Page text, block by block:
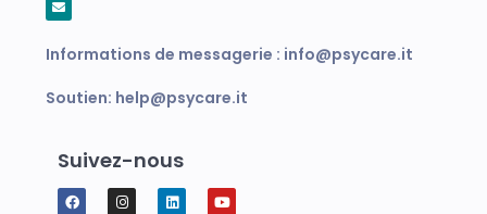
Informations de messagerie : info@psycare.it
Soutien: help@psycare.it
Suivez-nous